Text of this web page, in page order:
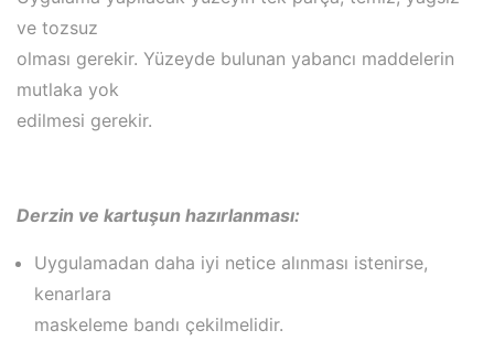
ve tozsuz
olması gerekir. Yüzeyde bulunan yabancı maddelerin
mutlaka yok
edilmesi gerekir.
Derzin ve kartuşun hazırlanması:
Uygulamadan daha iyi netice alınması istenirse,
kenarlara
maskeleme bandı çekilmelidir.